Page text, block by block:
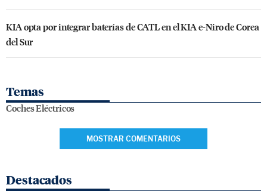
KIA opta por integrar baterías de CATL en el KIA e-Niro de Corea
del Sur
Temas
Coches Eléctricos
MOSTRAR COMENTARIOS
Destacados